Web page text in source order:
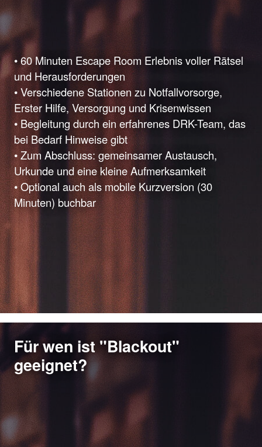
• 60 Minuten Escape Room Erlebnis voller Rätsel
und Herausforderungen
• Verschiedene Stationen zu Notfallvorsorge,
Erster Hilfe, Versorgung und Krisenwissen
• Begleitung durch ein erfahrenes DRK-Team, das
bei Bedarf Hinweise gibt
• Zum Abschluss: gemeinsamer Austausch,
Urkunde und eine kleine Aufmerksamkeit
• Optional auch als mobile Kurzversion (30
Minuten) buchbar
Für wen ist "Blackout"
geeignet?